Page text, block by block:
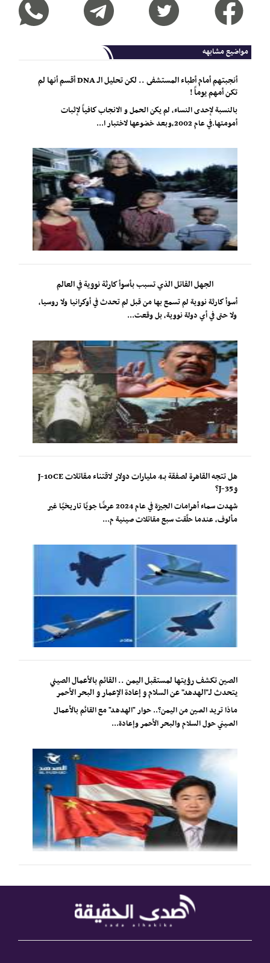
مواضيع مشابهه
أنجبتهم أمام أطباء المستشفى .. لكن تحليل الـ DNA أقسم أنها لم
تكن أمهم يوماً !
بالنسبة لإحدى النساء، لم يكن الحمل و الانجاب كافياً لإثبات
أمومتها.في عام 2002،وبعد خضوعها لاختبار ا...
الجهل القاتل الذي تسبب بأسوأ كارثة نووية في العالم
أسوأ كارثة نووية لم تسمع بها من قبل لم تحدث في أوكرانيا ولا روسيا،
ولا حتى في أي دولة نووية، بل وقعت...
هل تتجه القاهرة لصفقة بـ4 مليارات دولار لاقتناء مقاتلات J-10CE
وJ-35؟
شهدت سماء أهرامات الجيزة في عام 2024 عرضًا جويًا تاريخيًا غير
مألوف، عندما حلّقت سبع مقاتلات صينية م...
الصين تكشف رؤيتها لمستقبل اليمن .. القائم بالأعمال الصيني
يتحدث لـ"الهدهد" عن السلام و إعادة الإعمار و البحر الأحمر
ماذا تريد الصين من اليمن؟.. حوار "الهدهد" مع القائم بالأعمال
الصيني حول السلام والبحر الأحمر وإعادة...